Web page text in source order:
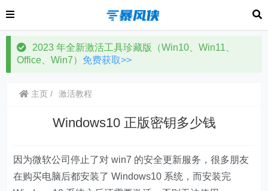
2023 年全新激活工具珍藏版（Win10、Win11、
Office、Win7） 免费获取>>
主页 激活教程
Windows10 正版密钥多少钱
因为微软公司停止了对 win7 的安全更新服务，很多朋友
在购买电脑后都安装了 Windows10 系统，而安装完